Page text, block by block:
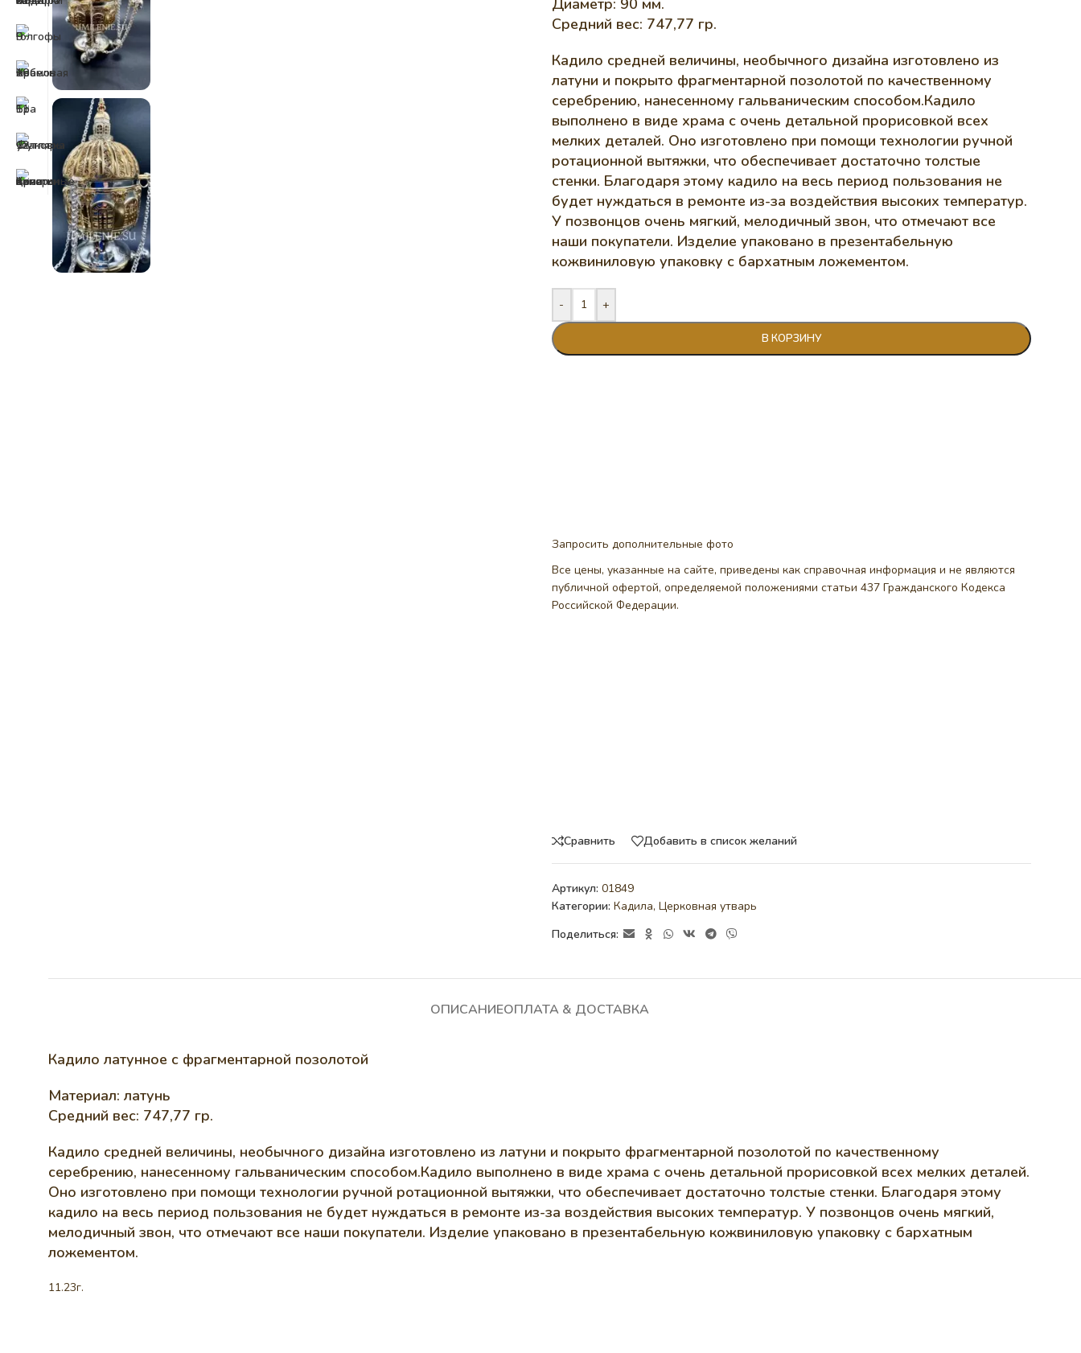
Диаметр: 90 мм.
Средний вес: 747,77 гр.
Кадило средней величины, необычного дизайна изготовлено из
латуни и покрыто фрагментарной позолотой по качественному
серебрению, нанесенному гальваническим способом.Кадило
выполнено в виде храма с очень детальной прорисовкой всех
мелких деталей. Оно изготовлено при помощи технологии ручной
ротационной вытяжки, что обеспечивает достаточно толстые
стенки. Благодаря этому кадило на весь период пользования не
будет нуждаться в ремонте из-за воздействия высоких температур.
У позвонцов очень мягкий, мелодичный звон, что отмечают все
наши покупатели. Изделие упаковано в презентабельную
кожвиниловую упаковку с бархатным ложементом.
- +
В КОРЗИНУ
Запросить дополнительные фото
Все цены, указанные на сайте, приведены как справочная информация и не являются
публичной офертой, определяемой положениями статьи 437 Гражданского Кодекса
Российской Федерации.
Сравнить Добавить в список желаний
Артикул: 01849
Категории: Кадила, Церковная утварь
Поделиться:
ОПИСАНИЕОПЛАТА & ДОСТАВКА
Кадило латунное с фрагментарной позолотой
Материал: латунь
Средний вес: 747,77 гр.
Кадило средней величины, необычного дизайна изготовлено из латуни и покрыто фрагментарной позолотой по качественному
серебрению, нанесенному гальваническим способом.Кадило выполнено в виде храма с очень детальной прорисовкой всех мелких деталей.
Оно изготовлено при помощи технологии ручной ротационной вытяжки, что обеспечивает достаточно толстые стенки. Благодаря этому
кадило на весь период пользования не будет нуждаться в ремонте из-за воздействия высоких температур. У позвонцов очень мягкий,
мелодичный звон, что отмечают все наши покупатели. Изделие упаковано в презентабельную кожвиниловую упаковку с бархатным
ложементом.
11.23г.